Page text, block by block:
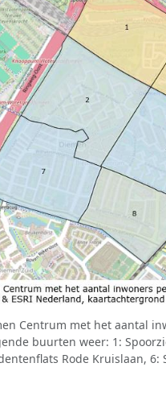
Centrum met het aantal
buurten weer: 1:
Rode Kruislaan, 6: